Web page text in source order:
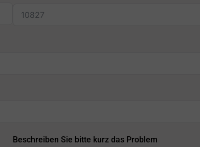
Beschreiben Sie bitte kurz das Problem